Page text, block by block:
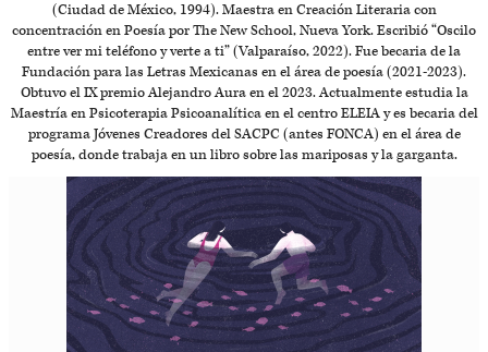
(Ciudad de México, 1994). Maestra en Creación Literaria con
concentración en Poesía por The New School, Nueva York. Escribió “Oscilo
entre ver mi teléfono y verte a ti” (Valparaíso, 2022). Fue becaria de la
Fundación para las Letras Mexicanas en el área de poesía (2021-2023).
Obtuvo el IX premio Alejandro Aura en el 2023. Actualmente estudia la
Maestría en Psicoterapia Psicoanalítica en el centro ELEIA y es becaria del
programa Jóvenes Creadores del SACPC (antes FONCA) en el área de
poesía, donde trabaja en un libro sobre las mariposas y la garganta.